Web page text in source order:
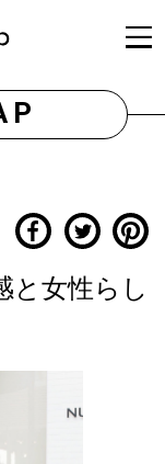
と女性らし